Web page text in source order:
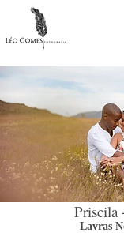
Priscila
Lavras